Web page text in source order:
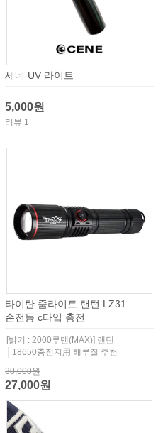
세네 UV 라이트
5,000원
리뷰 1
타이탄 줌라이트 랜턴 LZ31
손전등 c타입 충전
[밝기 : 2000루멘(MAX)] 랜턴
│18650충전지用 해루질 추천
30,000원
27,000원